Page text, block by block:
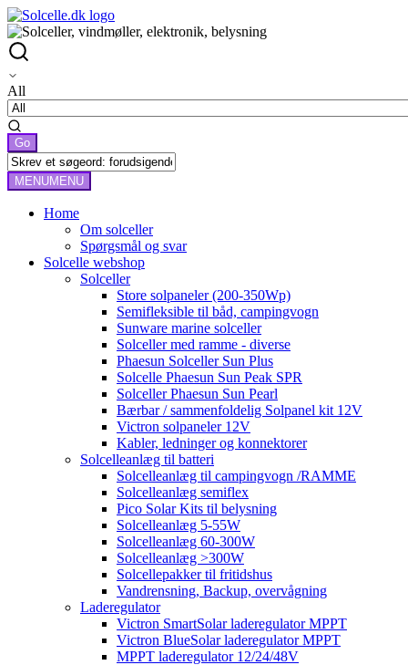
All
MENUMENU
Home
Om solceller
Spørgsmål og svar
Solcelle webshop
Solceller
Store solpaneler (200-350Wp)
Semifleksible til båd, campingvogn
Sunware marine solceller
Solceller med ramme - diverse
Phaesun Solceller Sun Plus
Solcelle Phaesun Sun Peak SPR
Solceller Phaesun Sun Pearl
Bærbar / sammenfoldelig Solpanel kit 12V
Victron solpaneler 12V
Kabler, ledninger og konnektorer
Solcelleanlæg til batteri
Solcelleanlæg til campingvogn /RAMME
Solcelleanlæg semiflex
Pico Solar Kits til belysning
Solcelleanlæg 5-55W
Solcelleanlæg 60-300W
Solcelleanlæg >300W
Solcellepakker til fritidshus
Vandrensning, Backup, overvågning
Laderegulator
Victron SmartSolar laderegulator MPPT
Victron BlueSolar laderegulator MPPT
MPPT laderegulator 12/24/48V